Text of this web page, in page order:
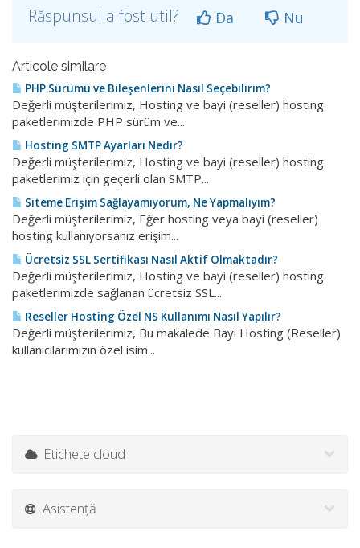
Răspunsul a fost util? Da Nu
Articole similare
PHP Sürümü ve Bileşenlerini Nasıl Seçebilirim?
Değerli müşterilerimiz, Hosting ve bayi (reseller) hosting
paketlerimizde PHP sürüm ve...
Hosting SMTP Ayarları Nedir?
Değerli müşterilerimiz, Hosting ve bayi (reseller) hosting
paketlerimiz için geçerli olan SMTP...
Siteme Erişim Sağlayamıyorum, Ne Yapmalıyım?
Değerli müşterilerimiz, Eğer hosting veya bayi (reseller)
hosting kullanıyorsanız erişim...
Ücretsiz SSL Sertifikası Nasıl Aktif Olmaktadır?
Değerli müşterilerimiz, Hosting ve bayi (reseller) hosting
paketlerimizde sağlanan ücretsiz SSL...
Reseller Hosting Özel NS Kullanımı Nasıl Yapılır?
Değerli müşterilerimiz, Bu makalede Bayi Hosting (Reseller)
kullanıcılarımızın özel isim...
Etichete cloud
Asistență